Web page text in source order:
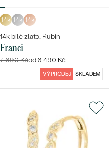
14k 14k 14k
14k bílé zlato, Rubín
Franci
7 690 Kčod 6 490 Kč
VÝPRODEJ SKLADEM